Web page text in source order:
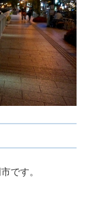
です。